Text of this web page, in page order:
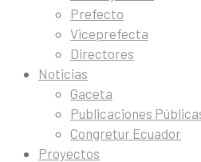
Prefecto
Viceprefecta
Directores
Noticias
Gaceta
Publicaciones
Congretur Ecuador
Proyectos